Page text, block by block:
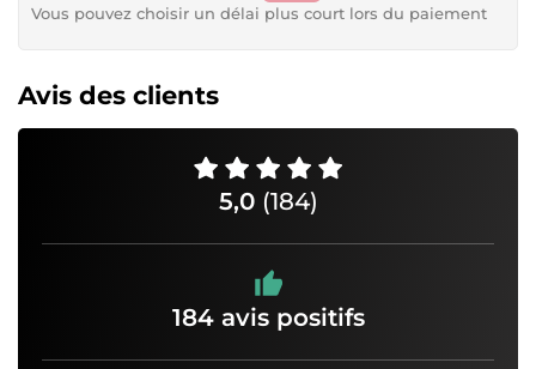
Vous pouvez choisir un délai plus court lors du paiement
Avis des clients
5,0 (184)
184 avis positifs